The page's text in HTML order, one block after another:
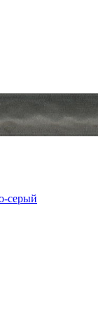
серый